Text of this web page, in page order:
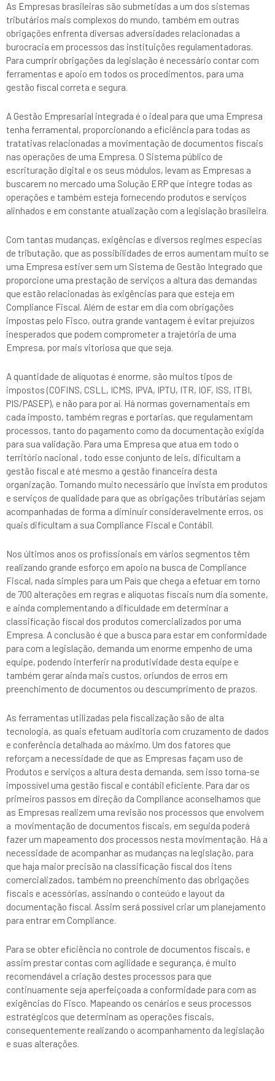
As Empresas brasileiras são submetidas a um dos sistemas
tributários mais complexos do mundo, também em outras
obrigações enfrenta diversas adversidades relacionadas a
burocracia em processos das instituições regulamentadoras.
Para cumprir obrigações da legislação é necessário contar com
ferramentas e apoio em todos os procedimentos, para uma
gestão fiscal correta e segura.
A Gestão Empresarial integrada é o ideal para que uma Empresa
tenha ferramental, proporcionando a eficiência para todas as
tratativas relacionadas a movimentação de documentos fiscais
nas operações de uma Empresa. O Sistema público de
escrituração digital e os seus módulos, levam as Empresas a
buscarem no mercado uma Solução ERP que integre todas as
operações e também esteja fornecendo produtos e serviços
alinhados e em constante atualização com a legislação brasileira.
Com tantas mudanças, exigências e diversos regimes especias
de tributação, que as possibilidades de erros aumentam muito se
uma Empresa estiver sem um Sistema de Gestão Integrado que
proporcione uma prestação de serviços a altura das demandas
que estão relacionadas às exigências para que esteja em
Compliance Fiscal. Além de estar em dia com obrigações
impostas pelo Fisco, outra grande vantagem é evitar prejuízos
inesperados que podem comprometer a trajetória de uma
Empresa, por mais vitoriosa que que seja.
A quantidade de alíquotas é enorme, são muitos tipos de
impostos (COFINS, CSLL, ICMS, IPVA, IPTU, ITR, IOF, ISS, ITBI,
PIS/PASEP), e não para por aí. Há normas governamentais em
cada imposto, também regras e portarias, que regulamentam
processos, tanto do pagamento como da documentação exigida
para sua validação. Para uma Empresa que atua em todo o
território nacional , todo esse conjunto de leis, dificultam a
gestão fiscal e até mesmo a gestão financeira desta
organização. Tornando muito necessário que invista em produtos
e serviços de qualidade para que as obrigações tributárias sejam
acompanhadas de forma a diminuir consideravelmente erros, os
quais dificultam a sua Compliance Fiscal e Contábil.
Nos últimos anos os profissionais em vários segmentos têm
realizando grande esforço em apoio na busca de Compliance
Fiscal, nada simples para um País que chega a efetuar em torno
de 700 alterações em regras e alíquotas fiscais num dia somente,
e ainda complementando a dificuldade em determinar a
classificação fiscal dos produtos comercializados por uma
Empresa. A conclusão é que a busca para estar em conformidade
para com a legislação, demanda um enorme empenho de uma
equipe, podendo interferir na produtividade desta equipe e
também gerar ainda mais custos, oriundos de erros em
preenchimento de documentos ou descumprimento de prazos.
As ferramentas utilizadas pela fiscalização são de alta
tecnologia, as quais efetuam auditoria com cruzamento de dados
e conferência detalhada ao máximo. Um dos fatores que
reforçam a necessidade de que as Empresas façam uso de
Produtos e serviços a altura desta demanda, sem isso torna-se
impossível uma gestão fiscal e contábil eficiente. Para dar os
primeiros passos em direção da Compliance aconselhamos que
as Empresas realizem uma revisão nos processos que envolvem
a movimentação de documentos fiscais, em seguida poderá
fazer um mapeamento dos processos nesta movimentação. Há a
necessidade de acompanhar as mudanças na legislação, para
que haja maior precisão na classificação fiscal dos itens
comercializados, também no preenchimento das obrigações
fiscais e acessórias, assinando o conteúdo e layout da
documentação fiscal. Assim será possível criar um planejamento
para entrar em Compliance.
Para se obter eficiência no controle de documentos fiscais, e
assim prestar contas com agilidade e segurança, é muito
recomendável a criação destes processos para que
continuamente seja aperfeiçoada a conformidade para com as
exigências do Fisco. Mapeando os cenários e seus processos
estratégicos que determinam as operações fiscais,
consequentemente realizando o acompanhamento da legislação
e suas alterações.